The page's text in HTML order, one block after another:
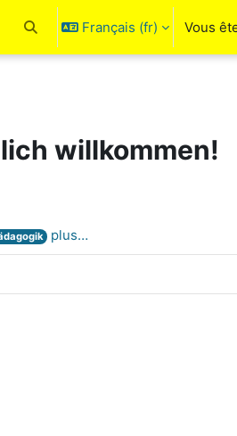
Activer/désactiver la saisie de
Français ‎(fr)‎ Vous
willkommen!
plus…